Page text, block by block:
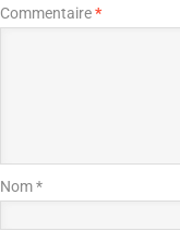
Commentaire*
Nom *